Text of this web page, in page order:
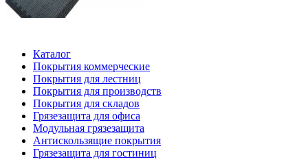
Каталог
Покрытия коммерческие
Покрытия для лестниц
Покрытия для производств
Покрытия для складов
Грязезащита для офиса
Модульная грязезащита
Антискользящие покрытия
Грязезащита для гостиниц